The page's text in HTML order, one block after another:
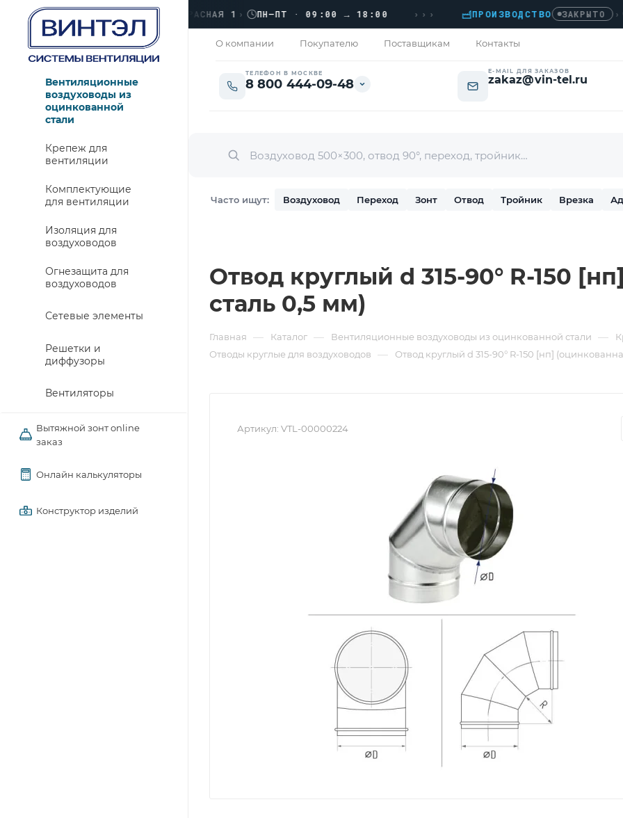
ЗАКРЫТО › ЛЮБЕРЦЫ, УЛ. КРАСНАЯ 1› ПН–ПТ · 09:00 → 18:00 ››› ПРОИЗВОДСТВО ЗАКРЫТО ›
О компании Покупателю Поставщикам Контакты
ТЕЛЕФОН В МОСКВЕ
8 800 444-09-48
E-MAIL ДЛЯ ЗАКАЗОВ
zakaz@vin-tel.ru
Часто ищут: Воздуховод Переход Зонт Отвод Тройник Врезка
Вентиляционные
воздуховоды из
оцинкованной
стали
Крепеж для
вентиляции
Комплектующие
для вентиляции
Изоляция для
воздуховодов
Огнезащита для
воздуховодов
Сетевые элементы
Решетки и
диффузоры
Вентиляторы
Вытяжной зонт online
заказ
Онлайн калькуляторы
Конструктор изделий
Отвод круглый d 315-90° R-150
сталь 0,5 мм)
Главная — Каталог — Вентиляционные воздуховоды из оцинкованной стали —
Отводы круглые для воздуховодов
— Отвод круглый d 315-90° R-150 [нп]
Артикул: VTL-00000224